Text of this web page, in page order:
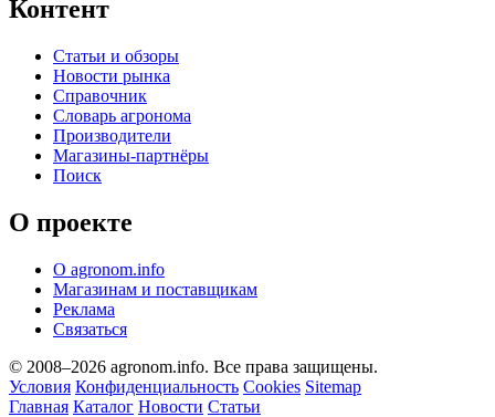
Контент
Статьи и обзоры
Новости рынка
Справочник
Словарь агронома
Производители
Магазины-партнёры
Поиск
О проекте
О agronom.info
Магазинам и поставщикам
Реклама
Связаться
© 2008–2026 agronom.info. Все права защищены.
Условия Конфиденциальность Cookies Sitemap
Главная Каталог Новости Статьи